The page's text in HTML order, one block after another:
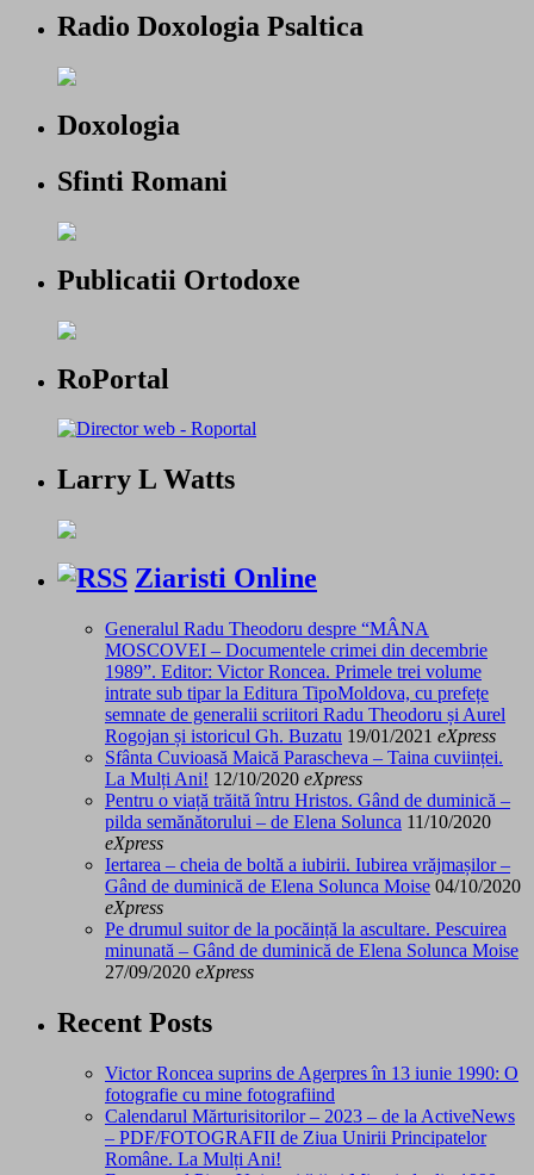
Radio Doxologia Psaltica
Doxologia
Sfinti Romani
Publicatii Ortodoxe
RoPortal
Larry L Watts
Ziaristi Online
Generalul Radu Theodoru despre “MÂNA
MOSCOVEI – Documentele crimei din decembrie
1989”. Editor: Victor Roncea. Primele trei volume
intrate sub tipar la Editura TipoMoldova, cu prefețe
semnate de generalii scriitori Radu Theodoru și Aurel
Rogojan și istoricul Gh. Buzatu 19/01/2021 eXpress
Sfânta Cuvioasă Maică Parascheva – Taina cuviinței.
La Mulți Ani! 12/10/2020 eXpress
Pentru o viață trăită întru Hristos. Gând de duminică –
pilda semănătorului – de Elena Solunca 11/10/2020
eXpress
Iertarea – cheia de boltă a iubirii. Iubirea vrăjmașilor –
Gând de duminică de Elena Solunca Moise 04/10/2020
eXpress
Pe drumul suitor de la pocăință la ascultare. Pescuirea
minunată – Gând de duminică de Elena Solunca Moise
27/09/2020 eXpress
Recent Posts
Victor Roncea suprins de Agerpres în 13 iunie 1990: O
fotografie cu mine fotografiind
Calendarul Mărturisitorilor – 2023 – de la ActiveNews
– PDF/FOTOGRAFII de Ziua Unirii Principatelor
Române. La Mulți Ani!